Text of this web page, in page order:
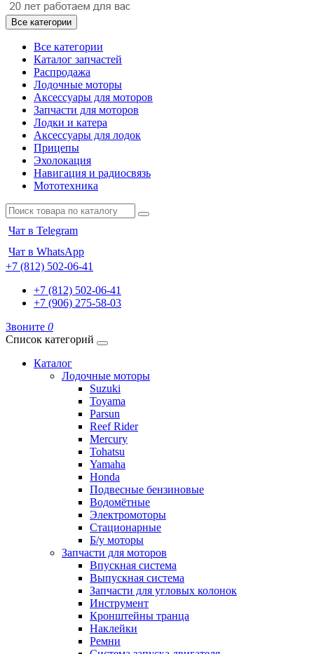
Все категории
Все категории
Каталог запчастей
Распродажа
Лодочные моторы
Аксессуары для моторов
Запчасти для моторов
Лодки и катера
Аксессуары для лодок
Прицепы
Эхолокация
Навигация и радиосвязь
Мототехника
Чат в Telegram
Чат в WhatsApp
+7 (812) 502-06-41
+7 (812) 502-06-41
+7 (906) 275-58-03
Звоните 0
Список категорий
Каталог
Лодочные моторы
Suzuki
Toyama
Parsun
Reef Rider
Mercury
Tohatsu
Yamaha
Honda
Подвесные бензиновые
Водомётные
Электромоторы
Стационарные
Б/у моторы
Запчасти для моторов
Впускная система
Выпускная система
Запчасти для угловых колонок
Инструмент
Кронштейны транца
Наклейки
Ремни